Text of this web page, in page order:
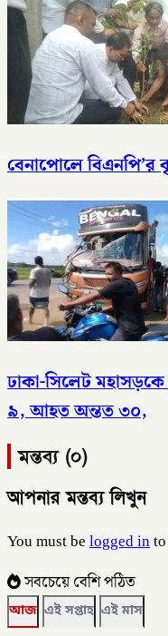
বেনাপোলে
ঢাকা-সিলেট
৯, আহত অন্তত ৩০,
মন্তব্য (০)
আপনার মন্তব্য লিখুন
You must belogged in
সবচেয়ে বেশি পঠিত
আজ এই সপ্তাহ এই মাস